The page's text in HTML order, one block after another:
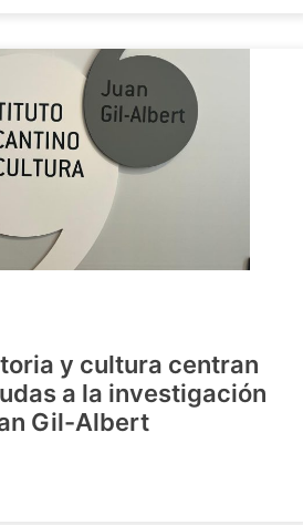
y cultura centran
a la investigación
Gil-Albert